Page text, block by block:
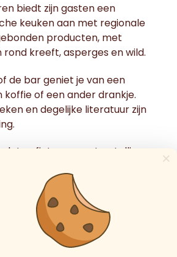
biedt zijn gasten een
keuken aan met regionale
producten, met
kreeft, asperges en wild.
de bar geniet je van een
koffie of een ander drankje.
en degelijke literatuur zijn
fiets- en motorstalling
Impressum
×